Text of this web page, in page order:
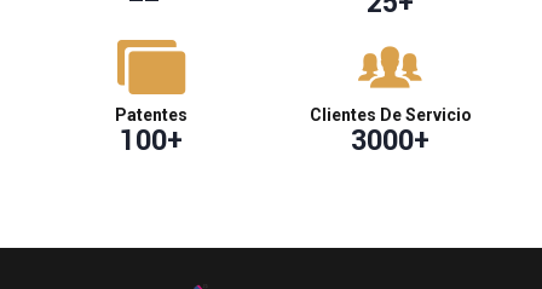
Patentes
100+
Clientes De Servicio
3000+